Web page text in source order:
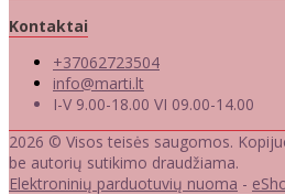
Kontaktai
+37062723504
info@marti.lt
I-V 9.00-18.00 VI 09.00-14.00
2026 © Visos teisės saugomos.
be autorių sutikimo draudžiama.
Elektroninių parduotuvių nuoma -